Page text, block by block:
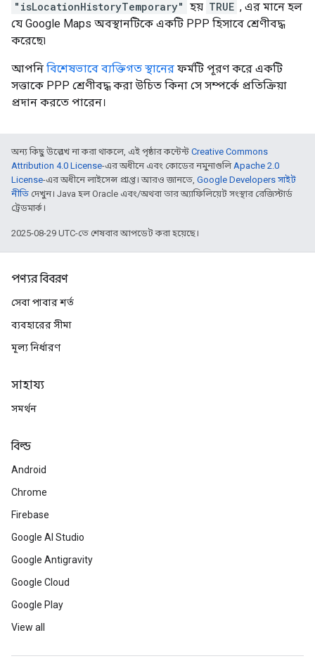
"isLocationHistoryTemporary" হয় TRUE , এর মানে হল
যে Google Maps অবস্থানটিকে একটি PPP হিসাবে শ্রেণীবদ্ধ
করেছে৷
আপনি বিশেষভাবে ব্যক্তিগত স্থানের ফর্মটি পূরণ করে একটি
সত্তাকে PPP শ্রেণীবদ্ধ করা উচিত কিনা সে সম্পর্কে প্রতিক্রিয়া
প্রদান করতে পারেন।
অন্য কিছু উল্লেখ না করা থাকলে, এই পৃষ্ঠার কন্টেন্ট Creative Commons
Attribution 4.0 License-এর অধীনে এবং কোডের নমুনাগুলিApache 2.0
License-এর অধীনে লাইসেন্স প্রাপ্ত। আরও জানতে, Google Developers সাইট
নীতি দেখুন। Java হল Oracle এবং/অথবা তার অ্যাফিলিয়েট সংস্থার রেজিস্টার্ড
ট্রেডমার্ক।
2025-08-29 UTC-তে শেষবার আপডেট করা হয়েছে।
পণ্যর বিবরণ
সেবা পাবার শর্ত
ব্যবহারের সীমা
মূল্য নির্ধারণ
সাহায্য
সমর্থন
বিল্ড
Android
Chrome
Firebase
Google AI Studio
Google Antigravity
Google Cloud
Google Play
View all